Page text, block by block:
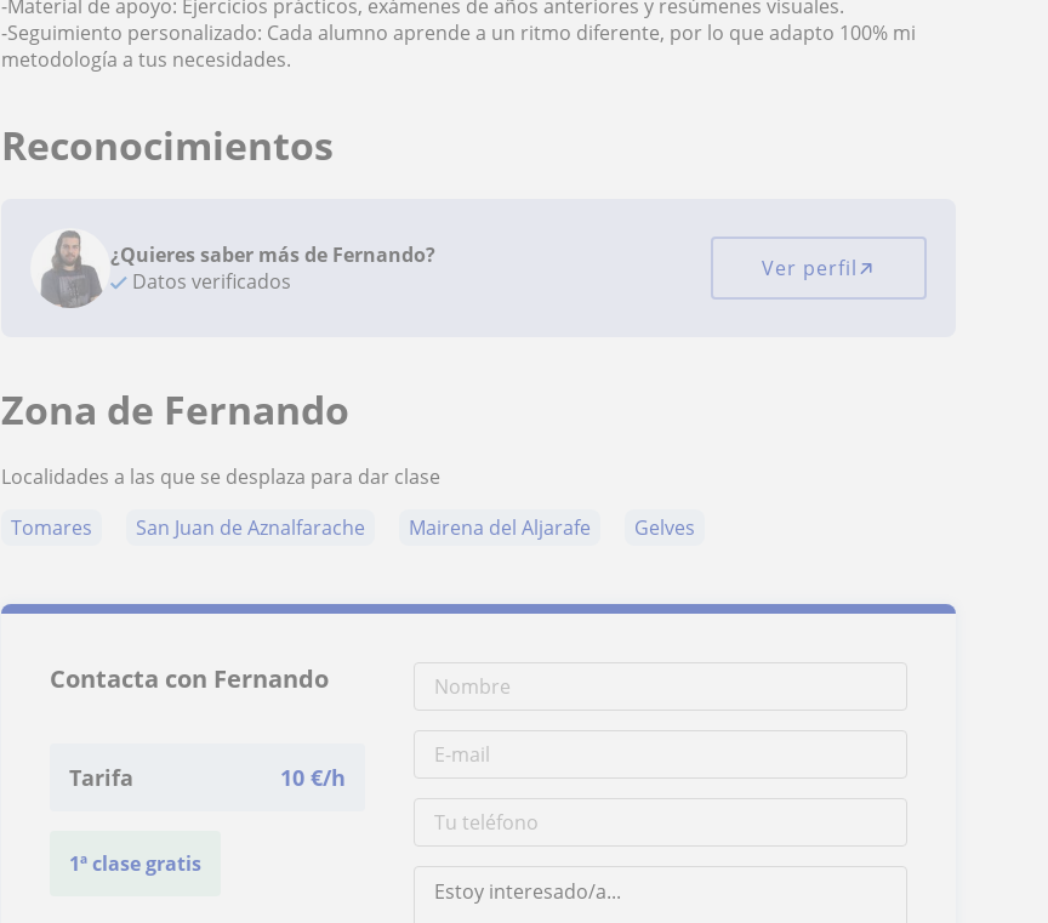
-Material de apoyo: Ejercicios prácticos, exámenes de años anteriores y resúmenes visuales.
-Seguimiento personalizado: Cada alumno aprende a un ritmo diferente, por lo que adapto 100% mi
metodología a tus necesidades.
Reconocimientos
¿Quieres saber más de Fernando?
Datos verificados
Ver perfil
Zona de Fernando
Localidades a las que se desplaza para dar clase
Tomares
San Juan de Aznalfarache Mairena del Aljarafe Gelves
Contacta con Fernando
Tarifa 10 €/h
1ª clase gratis